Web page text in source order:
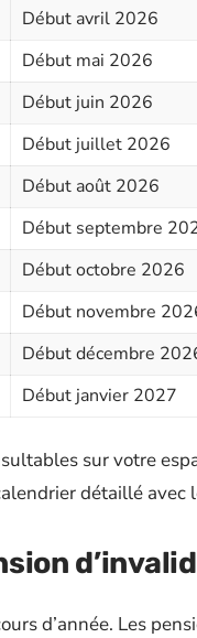
Début avril 2026
Début mai 2026
Début juin 2026
Début juillet 2026
Début août 2026
Début septembre
Début octobre 2026
Début novembre
Début décembre
Début janvier 2027
sur votre
détaillé avec
d’année. Les